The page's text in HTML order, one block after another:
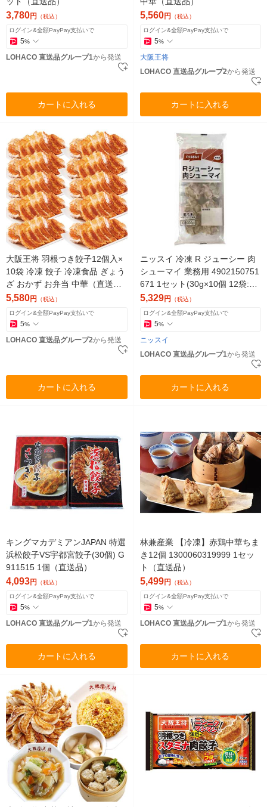
3,780円 （税込）
ログイン&全額PayPay支払いで
5%
LOHACO 直送品グループ1から発送
カートに入れる
5,560円 （税込）
ログイン&全額PayPay支払いで
5%
大阪王将
LOHACO 直送品グループ2から発送
カートに入れる
大阪王将 羽根つき餃子12個入×
10袋 冷凍 餃子 冷凍食品 ぎょう
ざ おかず お弁当 中華（直送
品）
5,580円 （税込）
ログイン&全額PayPay支払いで
5%
LOHACO 直送品グループ2から発送
カートに入れる
ニッスイ 冷凍 R ジューシー 肉
シューマイ 業務用 4902150751
671 1セット(30g×10個 12袋:計
3600g)（直送品）
5,329円 （税込）
ログイン&全額PayPay支払いで
5%
ニッスイ
LOHACO 直送品グループ1から発送
カートに入れる
キングマカデミアンJAPAN 特選
浜松餃子VS宇都宮餃子(30個) G
911515 1個（直送品）
4,093円 （税込）
ログイン&全額PayPay支払いで
5%
LOHACO 直送品グループ1から発送
カートに入れる
林兼産業 【冷凍】赤鶏中華ちま
き12個 1300060319999 1セッ
ト（直送品）
5,499円 （税込）
ログイン&全額PayPay支払いで
5%
LOHACO 直送品グループ1から発送
カートに入れる